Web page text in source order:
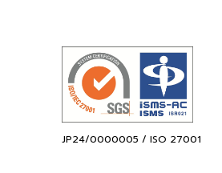
JP24/0000005 / ISO 27001